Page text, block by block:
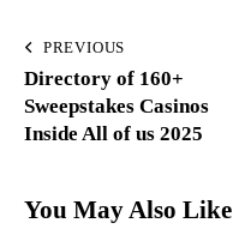
Navegación
de
entradas
PREVIOUS
Directory of 160+
Sweepstakes Casinos
Inside All of us 2025
You May Also Like